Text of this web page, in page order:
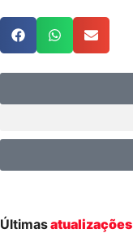
Últimasatualizações